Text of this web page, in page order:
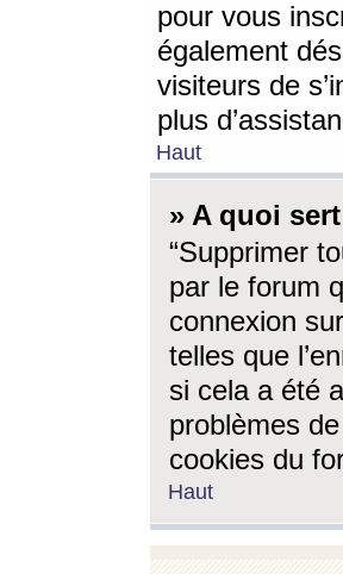
pour vous
également
visiteurs de
plus
Haut
» A quoi
“Supprimer
par le forum
connexion
telles que
si cela a été
problèmes
cookies du
Haut